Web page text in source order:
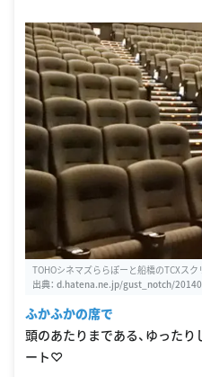
TOHOシネマズららぽーと船橋のTCXス
出典： d.hatena.ne.jp/gust_notch/
ふかふかの席で
頭のあたりまである、ゆった
ート♡